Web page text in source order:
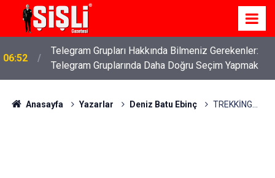
04:43
İş Davaları: Haklarınızı Bilmek ve Koruma Altına
Almak
Anasayfa Yazarlar Deniz Batu Ebinç TREKKİNG...